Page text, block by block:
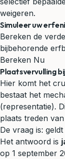
weigeren.
Simuleer uw
Bereken de
bijbehorende
Bereken Nu
Plaatsvervulling
Hier komt het
bestaat het
(representatie).
plaats treden
De vraag is:
Het antwoord is
op 1 september